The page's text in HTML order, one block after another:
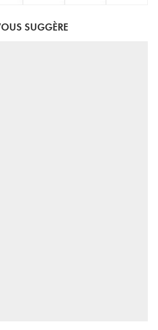
SUGGÈRE